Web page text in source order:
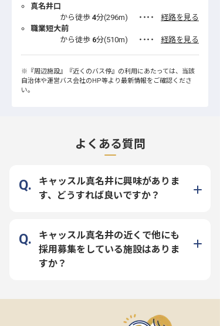
真名井口
から徒歩 4分(296m) ・・・・
経路を見る
職業短大前
から徒歩 6分(510m) ・・・・ 経路を見る
※ 『周辺施設』 『近くのバス停』 の利用にあたっては、当該
自治体や運営バス会社のHP等より最新情報をご確認くださ
い。
よくある質問
キャッスル真名井に興味がありま
す、どうすれば良いですか？
キャッスル真名井の近くで他にも
採用募集をしている施設はありま
すか？